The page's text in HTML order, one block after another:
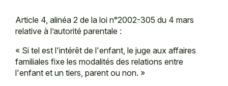
Article 4, alinéa 2 de la loi n°2002-305 du 4 mars
relative à l’autorité parentale :
« Si tel est l'intérêt de l'enfant, le juge aux affaires
familiales fixe les modalités des relations entre
l'enfant et un tiers, parent ou non. »